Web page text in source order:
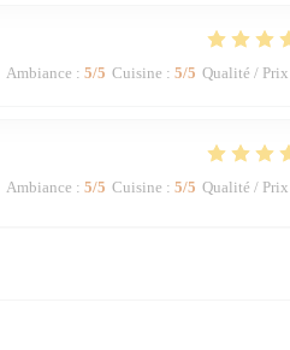
Ambiance : 5/5 Cuisine : 5/5 Qualité / Prix
Ambiance : 5/5 Cuisine : 5/5 Qualité / Prix